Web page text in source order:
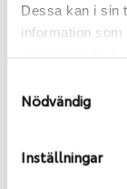
Dessa kan i sin
information
Nödvändig
Inställningar
Ange
Ibland kan
inte vara